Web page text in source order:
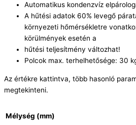
Automatikus kondenzvíz
A hűtési adatok 60% levegő
környezeti hőmérsékletre
körülmények esetén a
hűtési teljesítmény változhat!
Polcok max. terhelhetősége: 30
Az értékre kattintva, több hasonló
megtekinteni.
Mélység (mm)